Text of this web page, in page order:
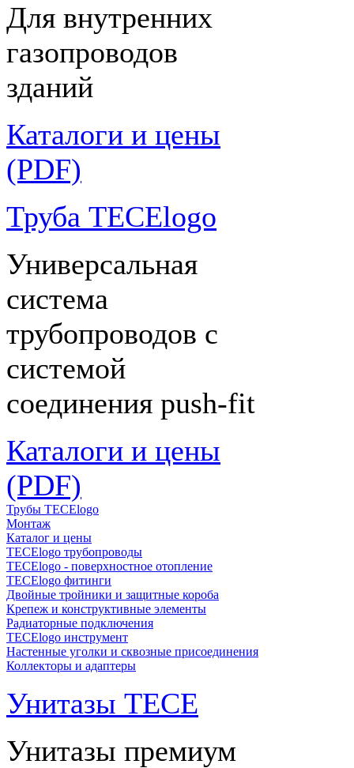
Для внутренних
газопроводов
зданий
Каталоги и цены
(PDF)
Труба TECElogo
Универсальная
система
трубопроводов с
системой
соединения push-fit
Каталоги и цены
(PDF)
Трубы TECElogo
Монтаж
Каталог и цены
TECElogo трубопроводы
TECElogo - поверхностное отопление
TECElogo фитинги
Двойные тройники и защитные короба
Крепеж и конструктивные элементы
Радиаторные подключения
TECElogo инструмент
Настенные уголки и сквозные присоединения
Коллекторы и адаптеры
Унитазы TECE
Унитазы премиум